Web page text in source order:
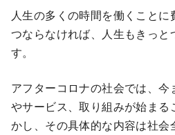
人生の多くの時間を働くこと
つならなければ、人生もきっと
す。
アフターコロナの社会では、
やサービス、取り組みが始まる
かし、その具体的な内容は社